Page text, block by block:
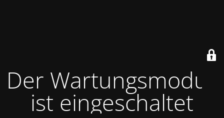
Der Wartungsmodus
ist eingeschaltet